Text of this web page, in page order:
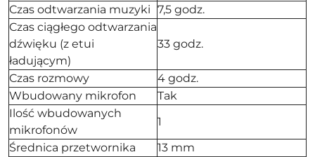
Czas odtwarzania muzyki 7,5 godz.
Czas ciągłego odtwarzania
dźwięku (z etui
ładującym)
33 godz.
Czas rozmowy
4 godz.
Wbudowany mikrofon
Tak
Ilość wbudowanych
mikrofonów
1
Średnica przetwornika
13 mm